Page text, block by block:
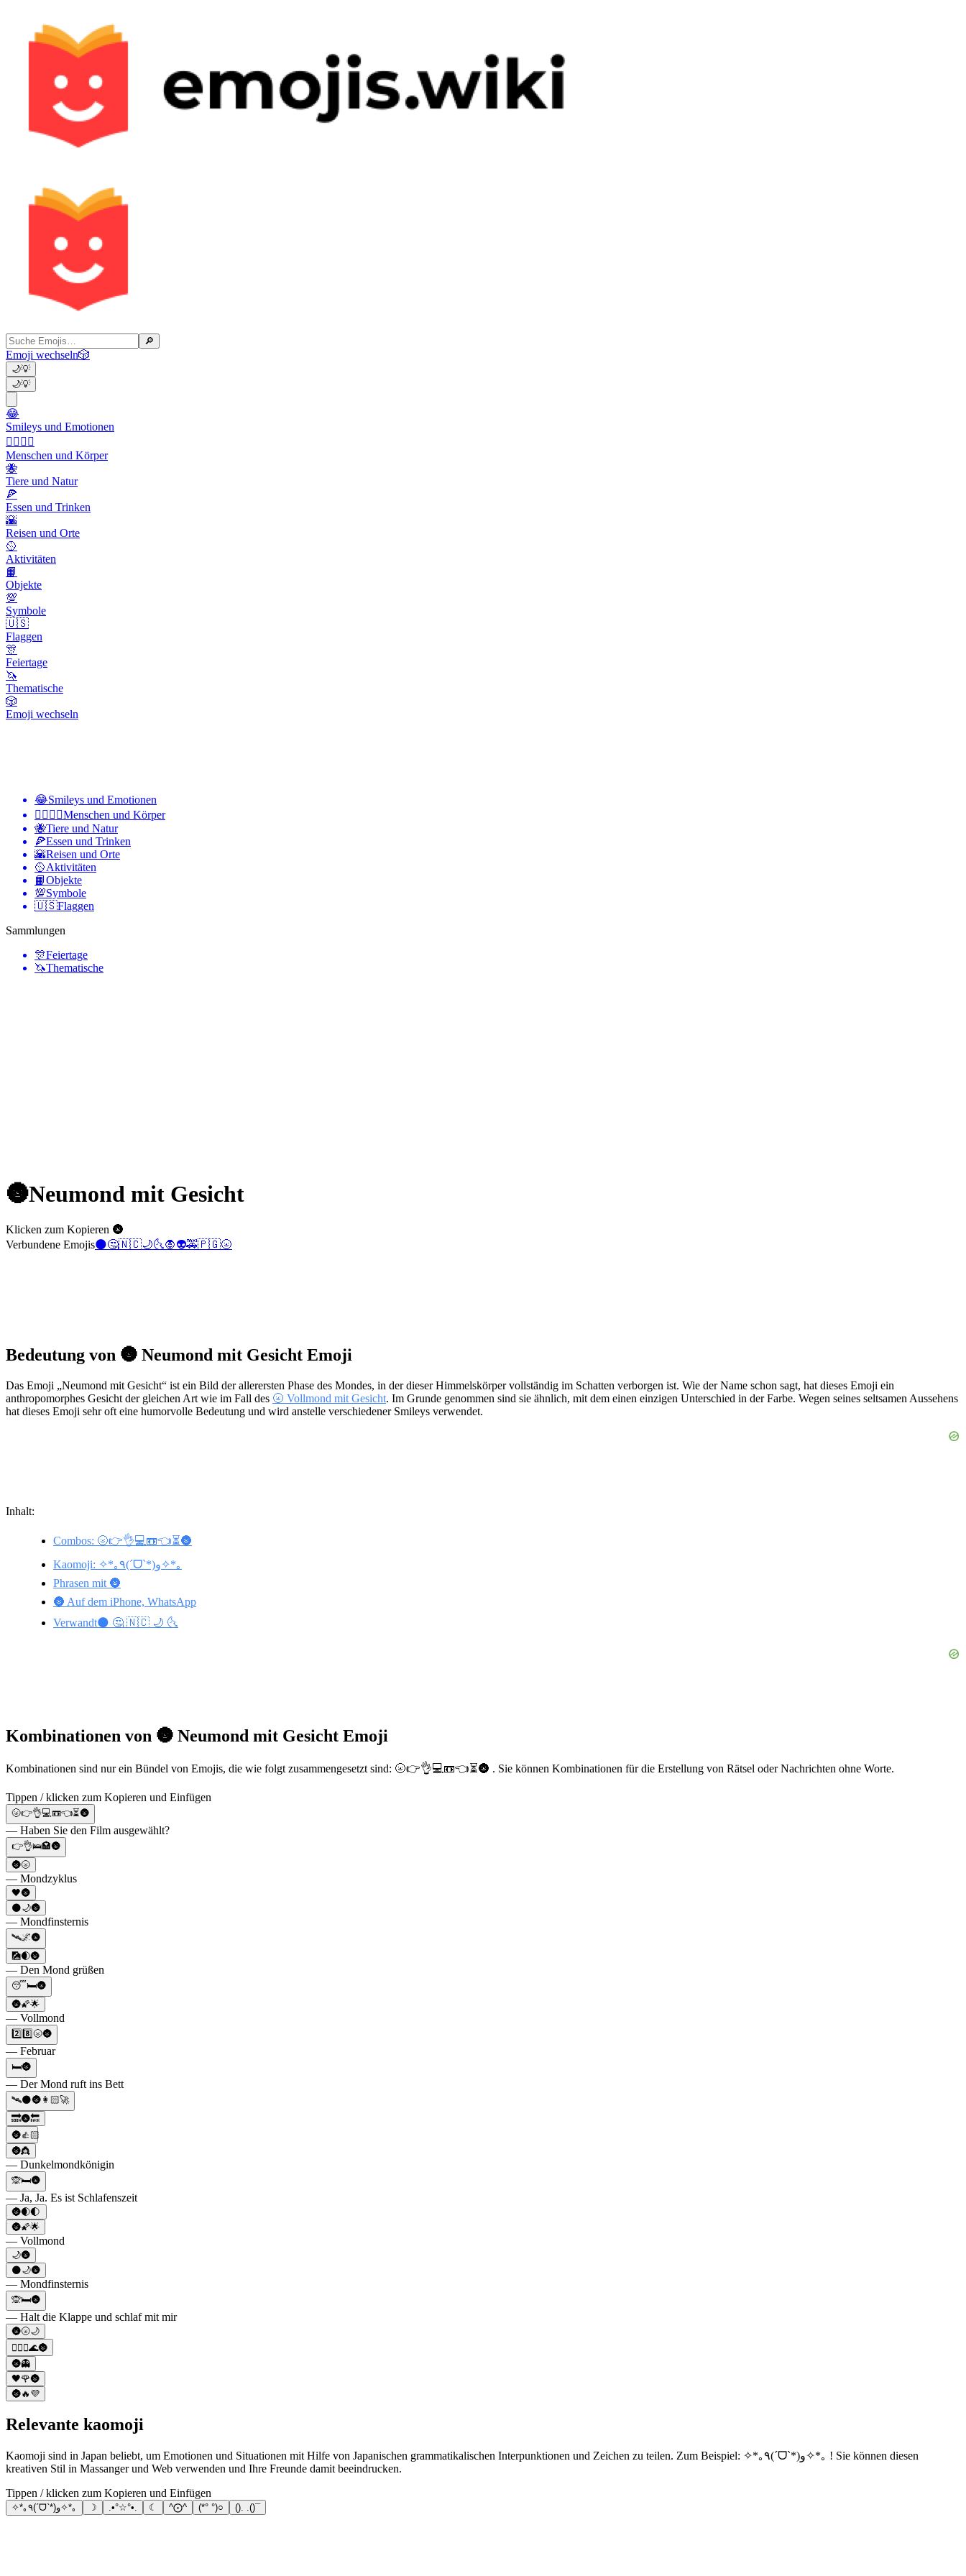
🔎
Emoji wechseln🎲
🌙💡
🌙💡
😂
Smileys und Emotionen
👩‍❤️‍💋‍👨
Menschen und Körper
🐝
Tiere und Natur
🍕
Essen und Trinken
🌇
Reisen und Orte
🥎
Aktivitäten
📙
Objekte
💯
Symbole
🇺🇸
Flaggen
🎊
Feiertage
🦄
Thematische
🎲
Emoji wechseln
😂Smileys und Emotionen
👩‍❤️‍💋‍👨Menschen und Körper
🐝Tiere und Natur
🍕Essen und Trinken
🌇Reisen und Orte
🥎Aktivitäten
📙Objekte
💯Symbole
🇺🇸Flaggen
Sammlungen
🎊Feiertage
🦄Thematische
🌚Neumond mit Gesicht
Klicken zum Kopieren 🌚
Verbundene Emojis🌑🤔🇳🇨🌙🌜🧛👽🚕🇵🇬🌝
Bedeutung von 🌚 Neumond mit Gesicht Emoji
Das Emoji „Neumond mit Gesicht“ ist ein Bild der allerersten Phase des Mondes, in der dieser Himmelskörper vollständig im Schatten verborgen ist. Wie der Name schon sagt, hat dieses Emoji ein
anthropomorphes Gesicht der gleichen Art wie im Fall des 🌝 Vollmond mit Gesicht. Im Grunde genommen sind sie ähnlich, mit dem einen einzigen Unterschied in der Farbe. Wegen seines seltsamen Aussehens
hat dieses Emoji sehr oft eine humorvolle Bedeutung und wird anstelle verschiedener Smileys verwendet.
Inhalt:
Combos: 🌝👉👌💻📼👈⏳🌚
Kaomoji: ✧*｡٩(ˊᗜˋ*)و✧*｡
Phrasen mit 🌚
🌚 Auf dem iPhone, WhatsApp
Verwandt🌑 🤔 🇳🇨 🌙 🌜
Kombinationen von 🌚 Neumond mit Gesicht Emoji
Kombinationen sind nur ein Bündel von Emojis, die wie folgt zusammengesetzt sind: 🌝👉👌💻📼👈⏳🌚 . Sie können Kombinationen für die Erstellung von Rätsel oder Nachrichten ohne Worte.
Tippen / klicken zum Kopieren und Einfügen
🌝👉👌💻📼👈⏳🌚
— Haben Sie den Film ausgewählt?
👉👌🛌🏩🌚
🌚🌝
— Mondzyklus
🖤🌚
🌑🌙🌚
— Mondfinsternis
🛰️🌌🌚
🎑🌒🌚
— Den Mond grüßen
😴🛏️🌚
🌚🌠🌟
— Vollmond
2️⃣8️⃣🌝🌚
— Februar
🛏️🌚
— Der Mond ruft ins Bett
🛰🌑🌚👩🏻‍🚀
🔜🌚🔙
🌚👍🏻
🌚👸
— Dunkelmondkönigin
🙊🛏🌚
— Ja, Ja. Es ist Schlafenszeit
🌚🌒🌓
🌚🌠🌟
— Vollmond
🌙🌚
🌑🌙🌚
— Mondfinsternis
🙊🛏🌚
— Halt die Klappe und schlaf mit mir
🌚🌝🌙
👱‍♀️⚓🌊🌚
🌚👻
🖤🌹🌚
🌚🔥💜
Relevante kaomoji
Kaomoji sind in Japan beliebt, um Emotionen und Situationen mit Hilfe von Japanischen grammatikalischen Interpunktionen und Zeichen zu teilen. Zum Beispiel: ✧*｡٩(ˊᗜˋ*)و✧*｡ ! Sie können diesen
kreativen Stil in Massanger und Web verwenden und Ihre Freunde damit beeindrucken.
Tippen / klicken zum Kopieren und Einfügen
✧*｡٩(ˊᗜˋ*)و✧*｡ ☽ .•°☆°•. ☾ ^⨀^ (*° °)○ (). .()¯